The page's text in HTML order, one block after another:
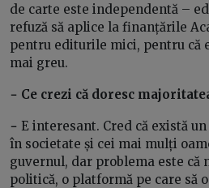
de carte este independentă –
refuză să aplice la finanțările
pentru editurile mici, pentru că
mai greu.
− Ce crezi că doresc
− E interesant. Cred că există
în societate și cei mai mulți
guvernul, dar problema este că
politică, o platformă pe care să